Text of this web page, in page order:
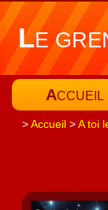
LE
ACCUEIL
Accueil A toi